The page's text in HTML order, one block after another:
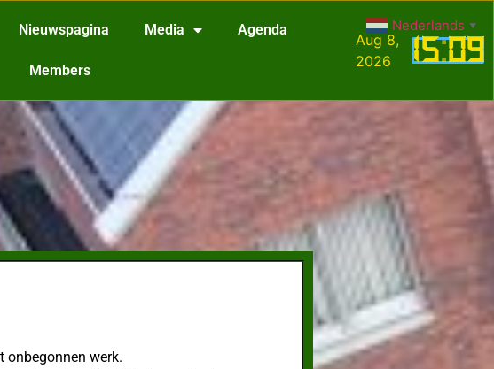
Nieuwspagina Media Agenda
Members
15:09
Aug 8,
2026
onbegonnen werk.
Nederlands ▼